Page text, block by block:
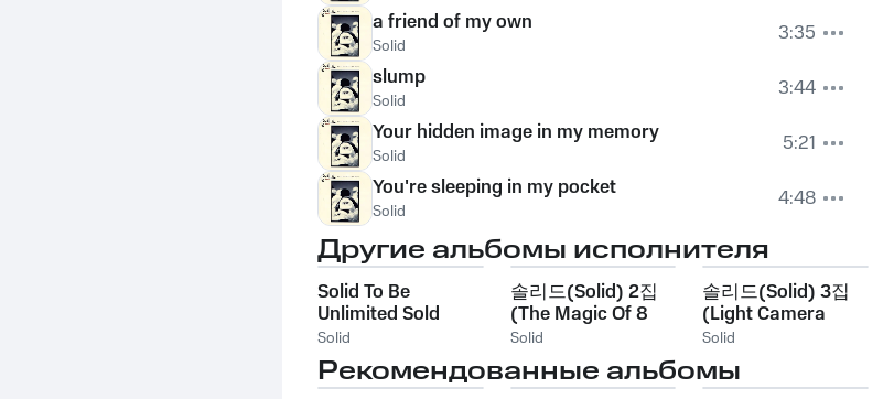
a friend of my own
Solid
3:35
slump
Solid
3:44
Your hidden image in my memory
Solid
5:21
You're sleeping in my pocket
Solid 4:48
Другие альбомы исполнителя
Solid To Be
Unlimited Sold
Solid
솔리드(Solid) 2집
(The Magic Of 8
Ball)
Solid
솔리드(Solid) 3집
(Light Camera
Action!)
Solid
Рекомендованные альбомы